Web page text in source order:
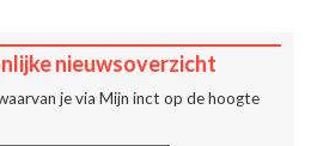
nieuwsoverzicht
je via Mijn inct op de hoogte